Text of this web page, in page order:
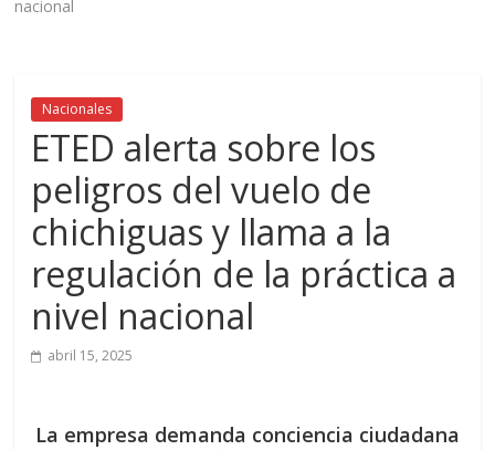
nacional
Nacionales
ETED alerta sobre los
peligros del vuelo de
chichiguas y llama a la
regulación de la práctica a
nivel nacional
abril 15, 2025
La empresa demanda conciencia ciudadana